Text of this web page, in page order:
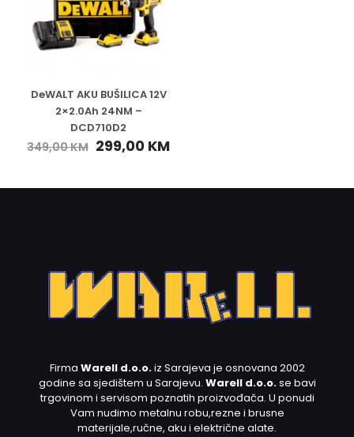
DeWALT AKU BUŠILICA 12V
2×2.0Ah 24NM –
DCD710D2
349,00KM 299,00 KM
Firma Warell d.o.o.iz Sarajeva je osnovana 2002
godine sa sjedištem u Sarajevu. Warell d.o.o.se bavi
trgovinom i servisom poznatih proizvođača. U ponudi
Vam nudimo metalnu robu,rezne i brusne
materijale,ručne, aku i električne alate.